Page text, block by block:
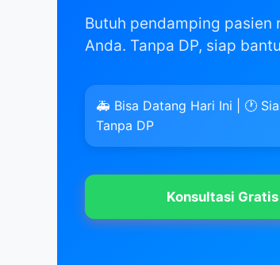
Butuh pendamping pasien
Anda. Tanpa DP, siap
🚑 Bisa Datang Hari Ini | 🕐
Tanpa DP
Konsultasi Gratis